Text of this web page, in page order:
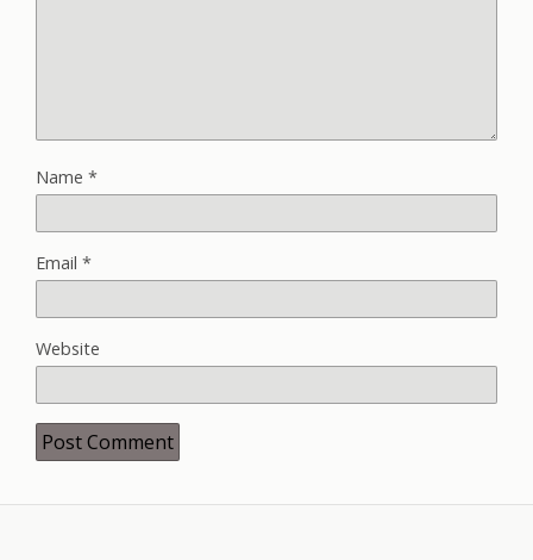
Name *
Email *
Website